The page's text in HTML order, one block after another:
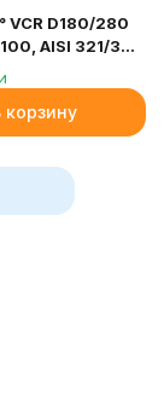
VCR D180/280
AISI 321/304
корзину